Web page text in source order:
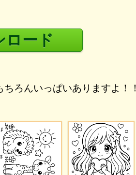
ロード
ろんいっぱいありますよ！！